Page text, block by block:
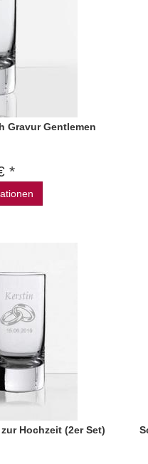
Gravur Gentlemen
*
Hochzeit (2er Set)